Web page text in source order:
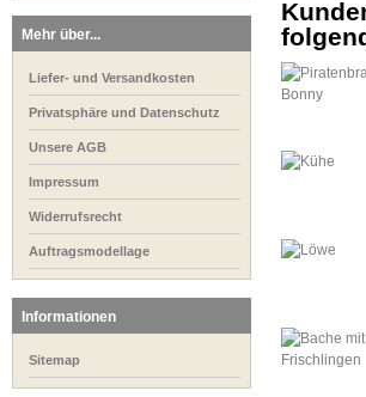
Mehr über...
Liefer- und Versandkosten
Privatsphäre und Datenschutz
Unsere AGB
Impressum
Widerrufsrecht
Auftragsmodellage
Informationen
Sitemap